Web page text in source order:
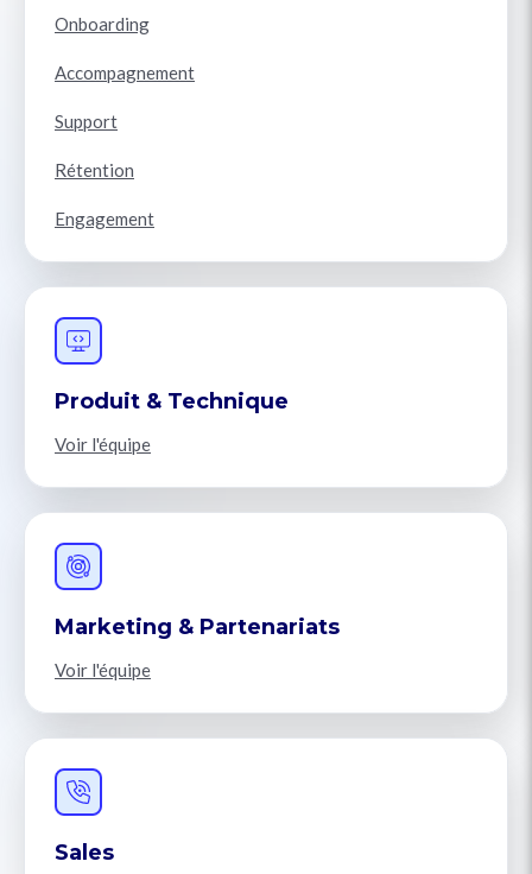
Onboarding
Accompagnement
Support
Rétention
Engagement
Produit & Technique
Voir l'équipe
Marketing & Partenariats
Voir l'équipe
Sales